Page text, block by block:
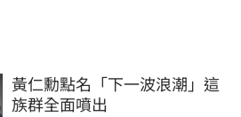
黃仁勳點名「下一波浪潮」這
族群全面噴出